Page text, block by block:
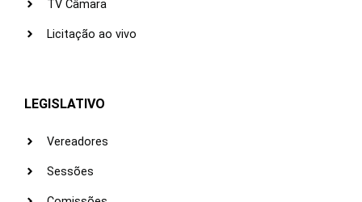
TV Câmara
Licitação ao vivo
LEGISLATIVO
Vereadores
Sessões